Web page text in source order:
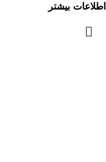
اطلاعات بیشتر